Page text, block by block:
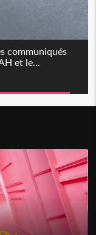
communiqués
et le...